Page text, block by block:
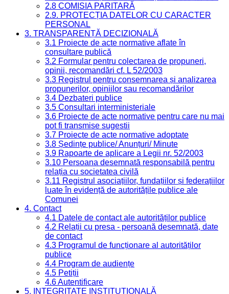
2.8 COMISIA PARITARĂ
2.9. PROTECȚIA DATELOR CU CARACTER
PERSONAL
3. TRANSPARENȚĂ DECIZIONALĂ
3.1 Proiecte de acte normative aflate în
consultare publică
3.2 Formular pentru colectarea de propuneri,
opinii, recomandări cf. L 52/2003
3.3 Registrul pentru consemnarea și analizarea
propunerilor, opiniilor sau recomandărilor
3.4 Dezbateri publice
3.5 Consultari interministeriale
3.6 Proiecte de acte normative pentru care nu mai
pot fi transmise sugestii
3.7 Proiecte de acte normative adoptate
3.8 Ședințe publice/ Anunțuri/ Minute
3.9 Rapoarte de aplicare a Legii nr. 52/2003
3.10 Persoana desemnată responsabilă pentru
relația cu societatea civilă
3.11 Registrul asociațiilor, fundațiilor și federațiilor
luate în evidență de autoritățile publice ale
Comunei
4. Contact
4.1 Datele de contact ale autorităților publice
4.2 Relații cu presa - persoană desemnată, date
de contact
4.3 Programul de funcționare al autorităților
publice
4.4 Program de audiențe
4.5 Petiții
4.6 Autentificare
5. INTEGRITATE INSTITUȚIONALĂ